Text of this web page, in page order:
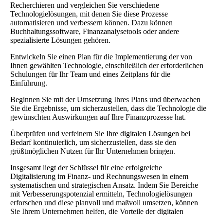
Recherchieren und vergleichen Sie verschiedene
Technologielösungen, mit denen Sie diese Prozesse
automatisieren und verbessern können. Dazu können
Buchhaltungssoftware, Finanzanalysetools oder andere
spezialisierte Lösungen gehören.
Entwickeln Sie einen Plan für die Implementierung der von
Ihnen gewählten Technologie, einschließlich der erforderlichen
Schulungen für Ihr Team und eines Zeitplans für die
Einführung.
Beginnen Sie mit der Umsetzung Ihres Plans und überwachen
Sie die Ergebnisse, um sicherzustellen, dass die Technologie die
gewünschten Auswirkungen auf Ihre Finanzprozesse hat.
Überprüfen und verfeinern Sie Ihre digitalen Lösungen bei
Bedarf kontinuierlich, um sicherzustellen, dass sie den
größtmöglichen Nutzen für Ihr Unternehmen bringen.
Insgesamt liegt der Schlüssel für eine erfolgreiche
Digitalisierung im Finanz- und Rechnungswesen in einem
systematischen und strategischen Ansatz. Indem Sie Bereiche
mit Verbesserungspotenzial ermitteln, Technologielösungen
erforschen und diese planvoll und maßvoll umsetzen, können
Sie Ihrem Unternehmen helfen, die Vorteile der digitalen